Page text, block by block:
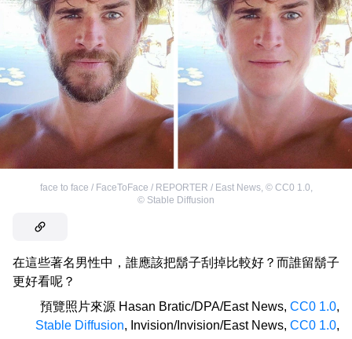
face to face / FaceToFace / REPORTER / East News, © CC0 1.0,
© Stable Diffusion
在這些著名男性中，誰應該把鬍子刮掉比較好？而誰留鬍子
更好看呢？
預覽照片來源 Hasan Bratic/DPA/East News, CC0 1.0,
Stable Diffusion, Invision/Invision/East News, CC0 1.0,